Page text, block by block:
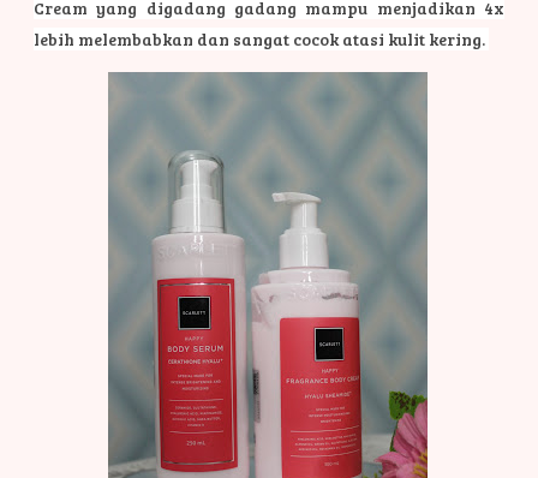
Cream yang digadang gadang mampu menjadikan 4x
lebih melembabkan dan sangat cocok atasi kulit kering.